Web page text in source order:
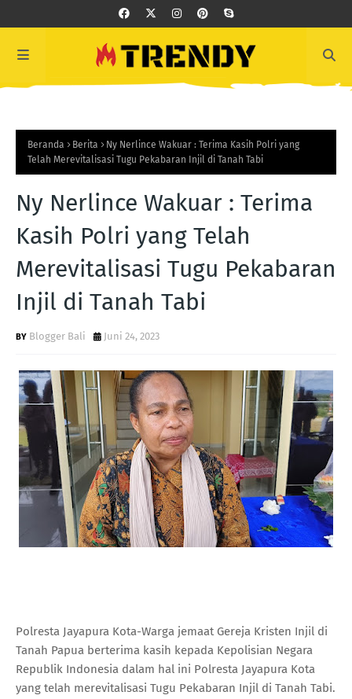
Beranda Berita
Ny Nerlince Wakuar : Terima Kasih Polri yang
Telah Merevitalisasi Tugu Pekabaran Injil di Tanah Tabi
Ny Nerlince Wakuar : Terima
Kasih Polri yang Telah
Merevitalisasi Tugu Pekabaran
Injil di Tanah Tabi
Blogger Bali Juni 24, 2023
Polresta Jayapura Kota-Warga jemaat Gereja Kristen Injil di
Tanah Papua berterima kasih kepada Kepolisian Negara
Republik Indonesia dalam hal ini Polresta Jayapura Kota
yang telah merevitalisasi Tugu Pekabaran Injil di Tanah Tabi.